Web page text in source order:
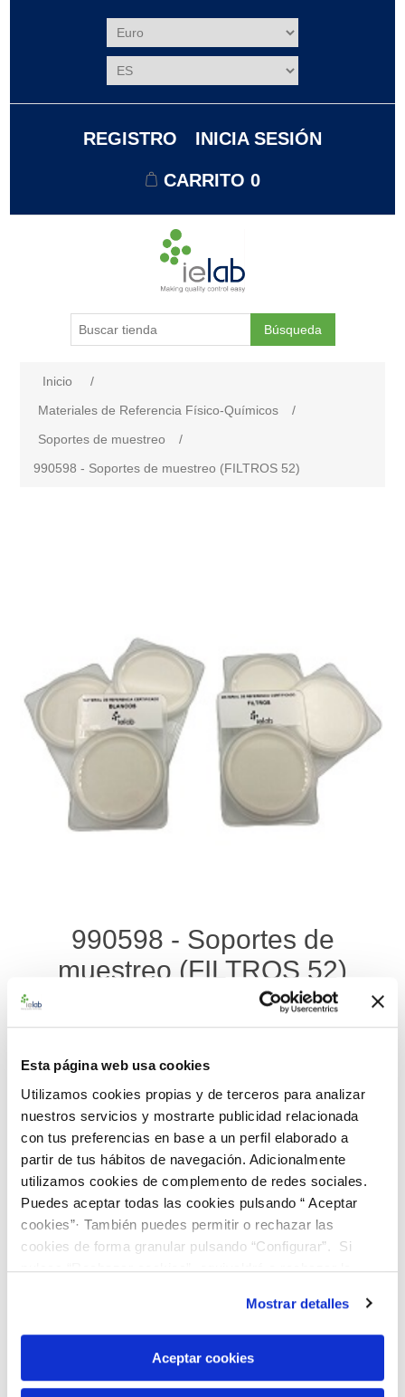
Esta página web usa cookies
Utilizamos cookies propias y de terceros para analizar
nuestros servicios y mostrarte publicidad relacionada
con tus preferencias en base a un perfil elaborado a
partir de tus hábitos de navegación. Adicionalmente
utilizamos cookies de complemento de redes sociales.
Puedes aceptar todas las cookies pulsando “ Aceptar
cookies”· También puedes permitir o rechazar las
cookies de forma granular pulsando “Configurar”. Si
pulsas “Rechazar cookies”, equivaldrá a rechazar la
son indispensables para que el sitio web funcione y que
por tanto no se pueden desactivar. Puedes consultar
más información en nuestraPolítica de Cookies
Mostrar detalles
Aceptar cookies
REGISTRO INICIA SESIÓN
CARRITO 0
Búsqueda
Inicio
/
Materiales de Referencia Físico-Químicos
/
Soportes de muestreo
/
990598 - Soportes de muestreo (FILTROS 52)
990598 - Soportes de
muestreo (FILTROS 52)
Material de referencia certificado de Soportes de Muestreo
Se suministran 3 filtros fortificados y 3 filtros blancos
contenidos en casetes individuales.
179,00 €
AÑADIR AL CARRITO
Añadir a la lista de comparación
Especificaciones de productos